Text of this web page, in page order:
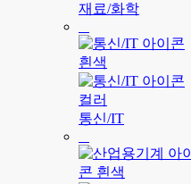
재료/화학
통신/IT